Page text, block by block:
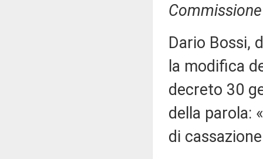
Dario Bossi,
la modifica
decreto 30
della parola:
di